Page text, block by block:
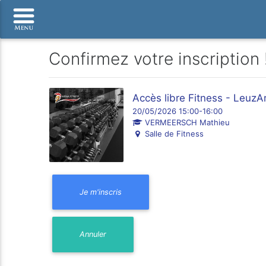
Confirmez votre inscription
Accès libre Fitness -
20/05/2026 15:00-16:00
VERMEERSCH Mathieu
Salle de Fitness